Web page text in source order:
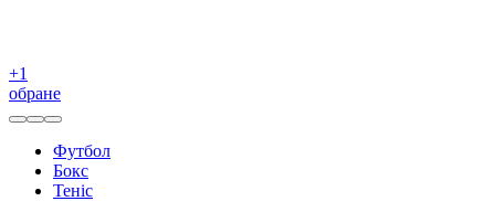
+1
обране
Футбол
Бокс
Теніс